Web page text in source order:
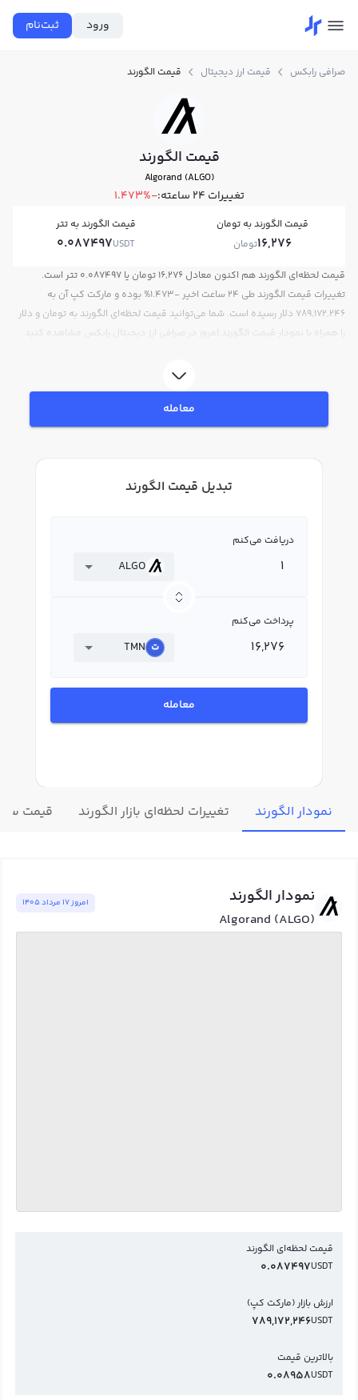
ورود ثبت‌نام
صرافی رابکس قیمت ارز دیجیتال قیمت الگورند
قیمت الگورند
Algorand (ALGO)
تغییرات ۲۴ ساعته: -1.473%
قیمت الگورند به تومان
16,276تومان
قیمت الگورند به تتر
0.087497USDT
قیمت لحظه‌ای الگورند هم اکنون معادل 16,276 تومان یا 0.087497 تتر است.
تغییرات قیمت الگورند طی 24 ساعت اخیر -1.473% بوده و مارکت کپ آن به
789,172,246 دلار رسیده است. شما می‌توانید قیمت لحظه‌ای الگورند به تومان و دلار
را همراه با نمودار قیمت الگورند امروز در صرافی ارز دیجیتال رابکس مشاهده کنید.
معامله
تبدیل قیمت الگورند
دریافت می‌کنم
ALGO
پرداخت می‌کنم
TMN
معامله
نمودار الگورند تغییرات لحظه‌ای بازار الگورند قیمت
نمودار الگورند
Algorand (ALGO)
امروز ١٧ مرداد ١٤٠٥
قیمت لحظه‌ای الگورند
USDT
0.087497
ارزش بازار (مارکت کپ)
USDT
789,172,246
بالاترین قیمت
USDT
0.08958